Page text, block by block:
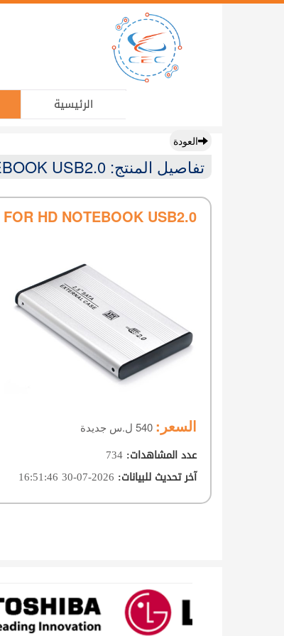
الرئيسية
العودة
تفاصيل المنتج: CASE EXTERNAL SATA 2.5 FOR HD NOTEBOOK USB2.0
HD NOTEBOOK USB2.0
السعر:
عدد المشاهدات:
734
آخر تحديث للبيانات:
2026-07-30 16:51:46